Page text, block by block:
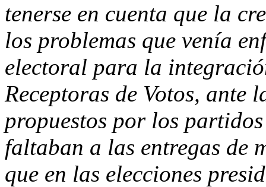
tenerse en cuenta que la
los problemas que venía
electoral para la
Receptoras de Votos, ante
propuestos por los
faltaban a las entregas de
que en las elecciones